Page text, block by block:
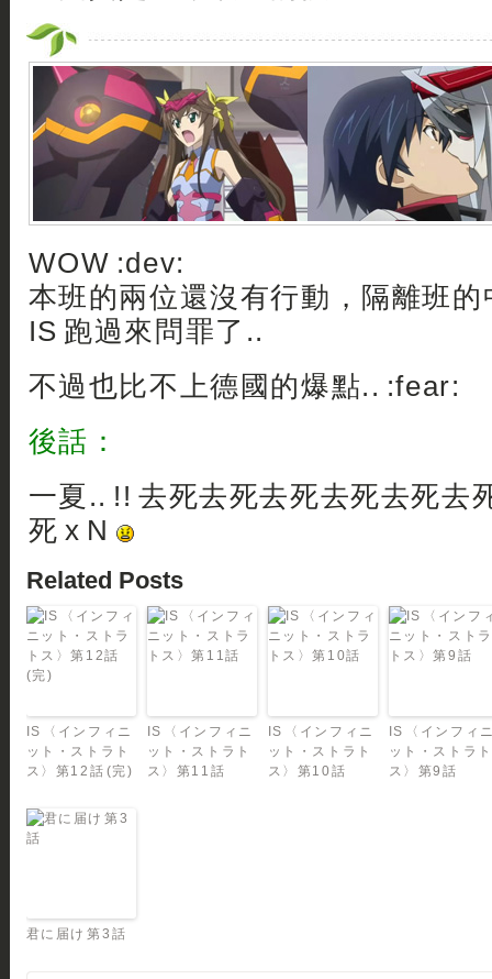
WOW :dev:
本班的兩位還沒有行動，隔離班
IS 跑過來問罪了..
不過也比不上德國的爆點.. :fear:
後話：
一夏.. !! 去死去死去死去死去死去
死 x N
Related Posts
IS 〈インフィニ
ット・ストラト
ス〉第12話 (完)
IS 〈インフィニ
ット・ストラト
ス〉第11話
IS 〈インフィニ
ット・ストラト
ス〉第10話
IS 〈インフィ
ット・ストラト
ス〉第9話
君に届け 第3話